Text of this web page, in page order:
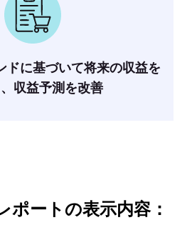
ドに基づいて将来の収益を
収益予測を改善
ポートの表示内容：